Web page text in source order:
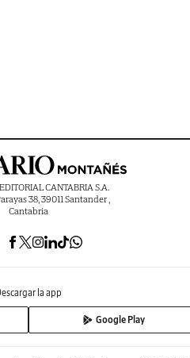
CANTABRIA S.A.
38, 39011 Santander ,
Cantabria
la app
Google Play